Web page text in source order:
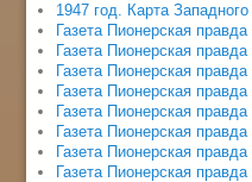
1947 год. Карта
Газета Пионерская
Газета Пионерская
Газета Пионерская
Газета Пионерская
Газета Пионерская
Газета Пионерская
Газета Пионерская
Газета Пионерская